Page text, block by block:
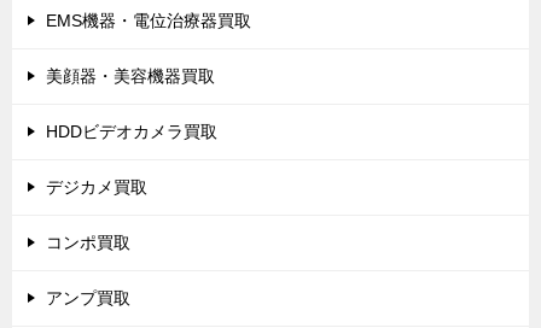
EMS機器・電位治療器買取
美顔器・美容機器買取
HDDビデオカメラ買取
デジカメ買取
コンポ買取
アンプ買取